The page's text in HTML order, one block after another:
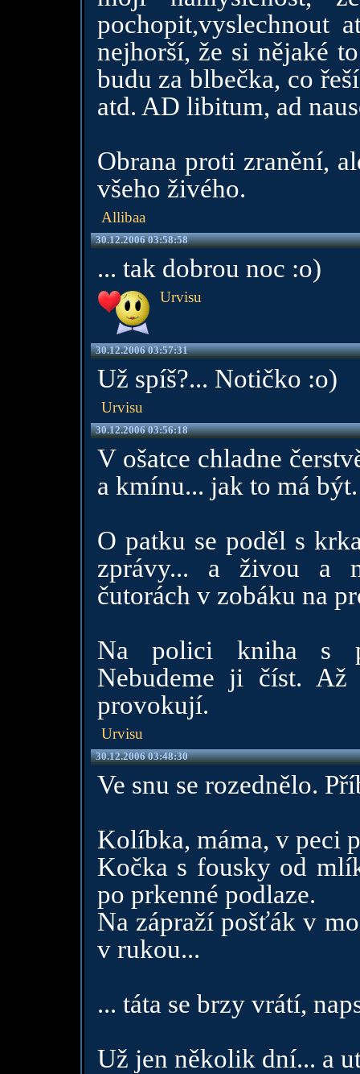
pochopit,vyslechnout
nejhorší, že si nějaké
budu za blbečka, co
atd. AD libitum, ad
Obrana proti zranění,
všeho živého.
Allibaa
30.12.2006 03:58:58
... tak dobrou noc :o)
Urvisu
30.12.2006 03:57:31
Už spíš?... Notičko :o)
Urvisu
30.12.2006 03:56:18
V ošatce chladne
a kmínu... jak to má být.
O patku se poděl s
zprávy... a živou a
čutorách v zobáku na
Na polici kniha s
Nebudeme ji číst.
provokují.
Urvisu
30.12.2006 03:48:30
Ve snu se rozednělo.
Kolíbka, máma, v peci
Kočka s fousky od
po prkenné podlaze.
Na zápraží pošťák v
v rukou...
... táta se brzy vrátí,
Už jen několik dní... a